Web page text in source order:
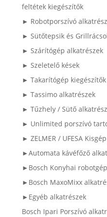
feltétek kiegészítők
► Robotporszívó
► Sütőtepsik és
► Szárítógép alkatrészek
► Szeletelő kések
► Takarítógép
► Tassimo alkatrészek
► Tűzhely / Sütő
► Unlimited porszívó
► ZELMER / UFESA
►Automata kávéfőző
►Bosch Konyhai
►Bosch MaxoMixx
►Egyéb alkatrészek
Bosch Ipari Porszívó